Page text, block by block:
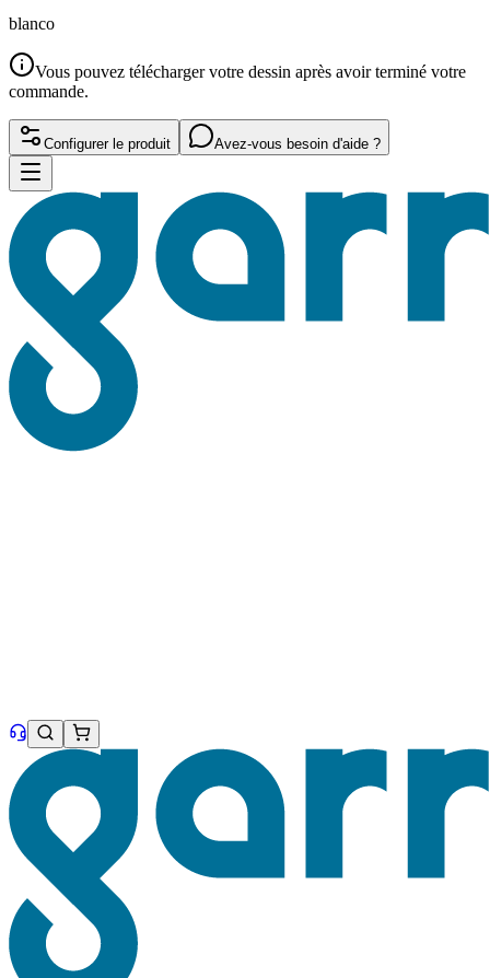
blanco
Vous pouvez télécharger votre dessin après avoir terminé votre
commande.
Configurer le produit Avez-vous besoin d'aide ?